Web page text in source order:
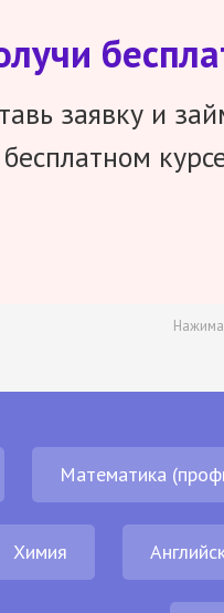
заявку и
Математика
Химия